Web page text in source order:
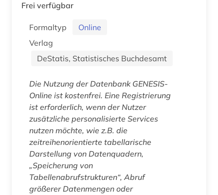
Frei verfügbar
Formaltyp
Online
Verlag
DeStatis, Statistisches Buchdesamt
Die Nutzung der Datenbank GENESIS-
Online ist kostenfrei. Eine Registrierung
ist erforderlich, wenn der Nutzer
zusätzliche personalisierte Services
nutzen möchte, wie z.B. die
zeitreihenorientierte tabellarische
Darstellung von Datenquadern,
„Speicherung von
Tabellenabrufstrukturen“, Abruf
größerer Datenmengen oder